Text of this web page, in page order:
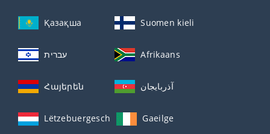
Қазақша Suomen kieli
עברית Afrikaans
Հայերեն آذربايجان
Lëtzebuergesch Gaeilge